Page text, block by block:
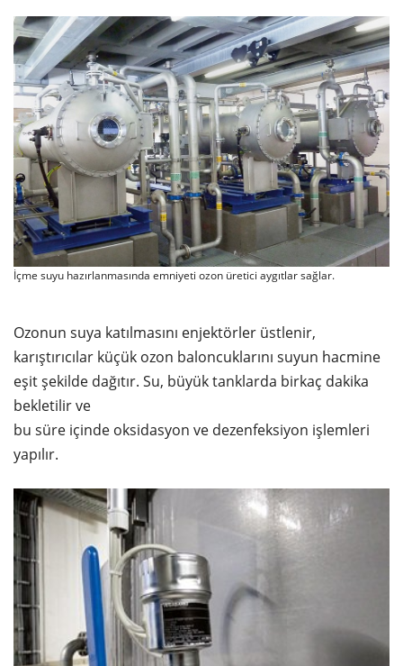
İçme suyu hazırlanmasında emniyeti ozon üretici aygıtlar sağlar.
Ozonun suya katılmasını enjektörler üstlenir,
karıştırıcılar küçük ozon baloncuklarını suyun hacmine
eşit şekilde dağıtır. Su, büyük tanklarda birkaç dakika
bekletilir ve
bu süre içinde oksidasyon ve dezenfeksiyon işlemleri
yapılır.